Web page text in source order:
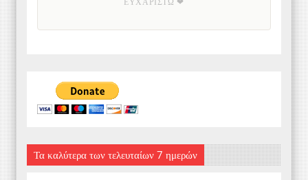
Τα καλύτερα των τελευταίων 7 ημερών